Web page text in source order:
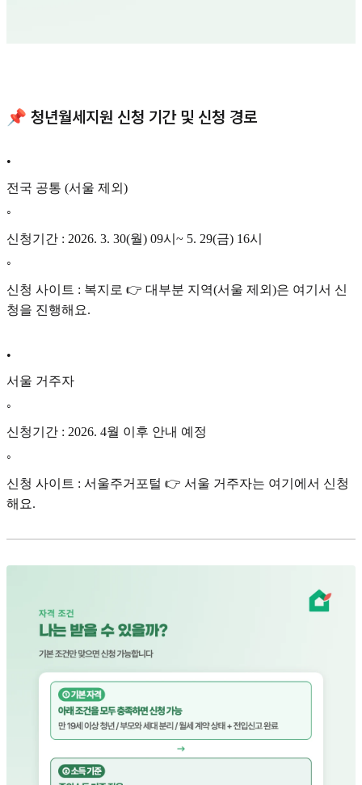
📌 청년월세지원 신청 기간 및 신청 경로
•
전국 공통 (서울 제외)
◦
신청기간 : 2026. 3. 30(월) 09시~ 5. 29(금) 16시
◦
신청 사이트 : 복지로 👉 대부분 지역(서울 제외)은 여기서 신
청을 진행해요.
•
서울 거주자
◦
신청기간 : 2026. 4월 이후 안내 예정
◦
신청 사이트 : 서울주거포털 👉 서울 거주자는 여기에서 신청
해요.